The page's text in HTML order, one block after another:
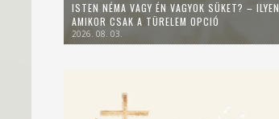
ISTEN NÉMA VAGY ÉN VAGYOK SÜKET? – ILYEN,
AMIKOR CSAK A TÜRELEM OPCIÓ
2026. 08. 03.